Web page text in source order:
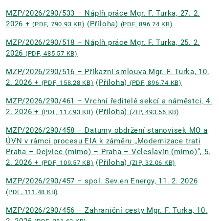
MZP/2026/290/533 – Náplň práce Mgr. F. Turka, 27. 2.
2026 +(PDF, 790.93 KB) (Příloha) (PDF, 896.74 KB)
MZP/2026/290/518 – Náplň práce Mgr. F. Turka, 25. 2.
2026 (PDF, 485.57 KB)
MZP/2026/290/516 – Příkazní smlouva Mgr. F. Turka, 10.
2. 2026 + (PDF, 158.28 KB) (Příloha) (PDF, 896.74 KB)
MZP/2026/290/461 – Vrchní ředitelé sekcí a náměstci, 4.
2. 2026 + (PDF, 117.93 KB) (Příloha) (ZIP, 493.56 KB)
MZP/2026/290/458 – Datumy obdržení stanovisek MO a
ÚVN v rámci procesu EIA k záměru „Modernizace trati
Praha – Dejvice (mimo) – Praha – Veleslavín (mimo)“, 5.
2. 2026 + (PDF, 109.57 KB) (Příloha) (ZIP, 32.06 KB)
MZP/2026/290/457 – spol. Sev.en Energy, 11. 2. 2026
(PDF, 111.48 KB)
MZP/2026/290/456 – Zahraniční cesty Mgr. F. Turka, 10.